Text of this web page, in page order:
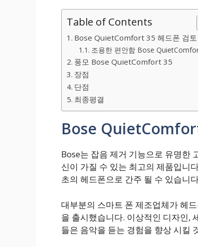
Table of Contents
Bose QuietComfort 35 헤드폰 검토
조용한 편안함 Bose
풍모 Bose QuietComfort 35
장점
단점
최종평결
Bose
Bose는 잡음 제거 기능으로 유명한
신이 가질 수 있는 최고의 제품입니
초의 헤드폰으로 간주 될 수 있습니
대부분의 스마트 폰 제조업체가 헤
을 출시했습니다. 이상적인 디자인,
들은 음악을 듣는 경험을 향상 시킬